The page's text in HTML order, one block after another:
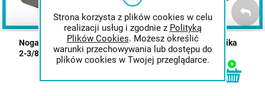
Strona korzysta z plików cookies w celu
realizacji usług i zgodnie z Polityką
Plików Cookies. Możesz określić
warunki przechowywania lub dostępu do
plików cookies w Twojej przeglądarce.
Noga do łodzi SPRINGFIELD z gniazdem pod fotel sternika
2-3/8 cala regulowana manualnie 32-40 cm